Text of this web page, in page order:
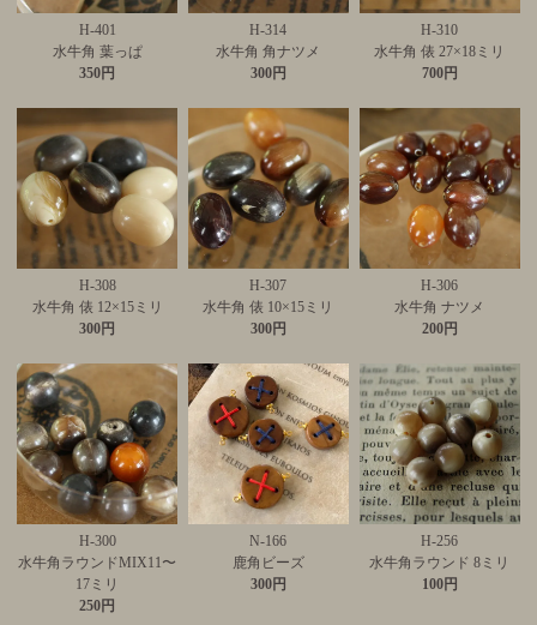
H-401
水牛角 葉っぱ
350円
H-314
水牛角 角ナツメ
300円
H-310
水牛角 俵 27×18ミリ
700円
H-308
水牛角 俵 12×15ミリ
300円
H-307
水牛角 俵 10×15ミリ
300円
H-306
水牛角 ナツメ
200円
H-300
水牛角ラウンドMIX11〜
17ミリ
250円
N-166
鹿角ビーズ
300円
H-256
水牛角ラウンド 8ミリ
100円